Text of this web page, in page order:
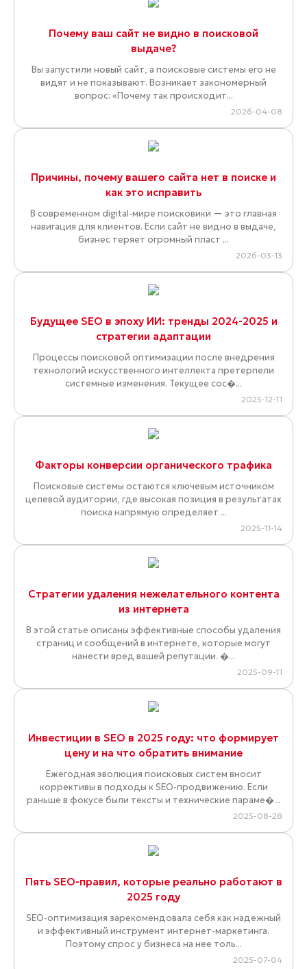
Почему ваш сайт не видно в поисковой
выдаче?
Вы запустили новый сайт, а поисковые системы его не
видят и не показывают. Возникает закономерный
вопрос: «Почему так происходит...
2026-04-08
Причины, почему вашего сайта нет в поиске и
как это исправить
В современном digital-мире поисковики — это главная
навигация для клиентов. Если сайт не видно в выдаче,
бизнес теряет огромный пласт ...
2026-03-13
Будущее SEO в эпоху ИИ: тренды 2024-2025 и
стратегии адаптации
Процессы поисковой оптимизации после внедрения
технологий искусственного интеллекта претерпели
системные изменения. Текущее сос�...
2025-12-11
Факторы конверсии органического трафика
Поисковые системы остаются ключевым источником
целевой аудитории, где высокая позиция в результатах
поиска напрямую определяет ...
2025-11-14
Стратегии удаления нежелательного контента
из интернета
В этой статье описаны эффективные способы удаления
страниц и сообщений в интернете, которые могут
нанести вред вашей репутации. �...
2025-09-11
Инвестиции в SEO в 2025 году: что формирует
цену и на что обратить внимание
Ежегодная эволюция поисковых систем вносит
коррективы в подходы к SEO-продвижению. Если
раньше в фокусе были тексты и технические параме�...
2025-08-28
Пять SEO-правил, которые реально работают в
2025 году
SEO-оптимизация зарекомендовала себя как надежный
и эффективный инструмент интернет-маркетинга.
Поэтому спрос у бизнеса на нее толь...
2025-07-04